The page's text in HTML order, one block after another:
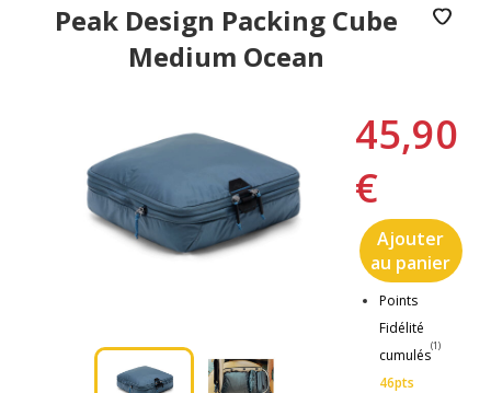
Peak Design Packing Cube
Medium Ocean
45,90
€
Ajouter
au panier
Points
Fidélité
cumulés
(1)
46pts